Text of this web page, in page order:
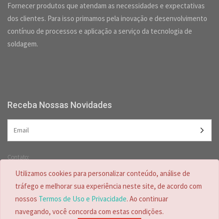
Fornecer produtos que atendam as necessidades e expectativas
dos clientes. Para isso primamos pela inovação e desenvolvimento
contínuo de processos e aplicação a serviço da tecnologia de
soldagem.
Receba Nossas Novidades
Contato:
(47) 99728-4635
Utilizamos cookies para personalizar conteúdo, análise de
tráfego e melhorar sua experiência neste site, de acordo com
nossos Termos de Uso e Privacidade. Ao continuar
navegando, você concorda com estas condições.